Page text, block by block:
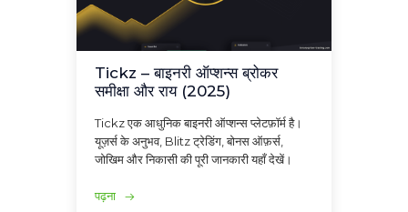
Tickz – बाइनरी ऑप्शन्स ब्रोकर
समीक्षा और राय (2025)
Tickz एक आधुनिक बाइनरी ऑप्शन्स प्लेटफ़ॉर्म है।
यूज़र्स के अनुभव, Blitz ट्रेडिंग, बोनस ऑफ़र्स,
जोखिम और निकासी की पूरी जानकारी यहाँ देखें।
पढ़ना